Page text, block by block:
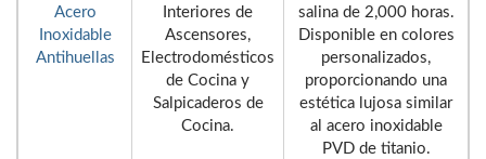
Acero
Inoxidable
Antihuellas
Interiores de
Ascensores,
Electrodomésticos
de Cocina y
Salpicaderos de
Cocina.
salina de 2,000 horas.
Disponible en colores
personalizados,
proporcionando una
estética lujosa similar
al acero inoxidable
PVD de titanio.